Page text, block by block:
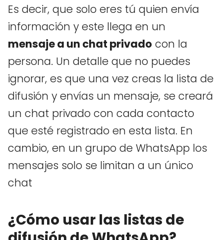
Es decir, que solo eres tú quien envía
información y este llega en un
mensaje a un chat privado con la
persona. Un detalle que no puedes
ignorar, es que una vez creas la lista de
difusión y envías un mensaje, se creará
un chat privado con cada contacto
que esté registrado en esta lista. En
cambio, en un grupo de WhatsApp los
mensajes solo se limitan a un único
chat
¿Cómo usar las listas de